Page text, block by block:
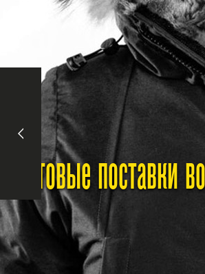
Оптовые